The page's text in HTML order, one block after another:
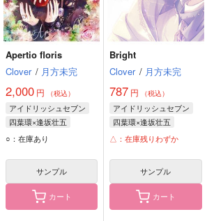
Apertio floris
Clover / 月方未完
2,000 円 （税込）
アイドリッシュセブン
四葉環×逢坂壮五
四葉環
逢坂壮五
○：在庫あり
サンプル
カート
Bright
Clover / 月方未完
787 円 （税込）
アイドリッシュセブン
四葉環×逢坂壮五
四葉環
逢坂壮五
△：在庫残りわずか
サンプル
カート